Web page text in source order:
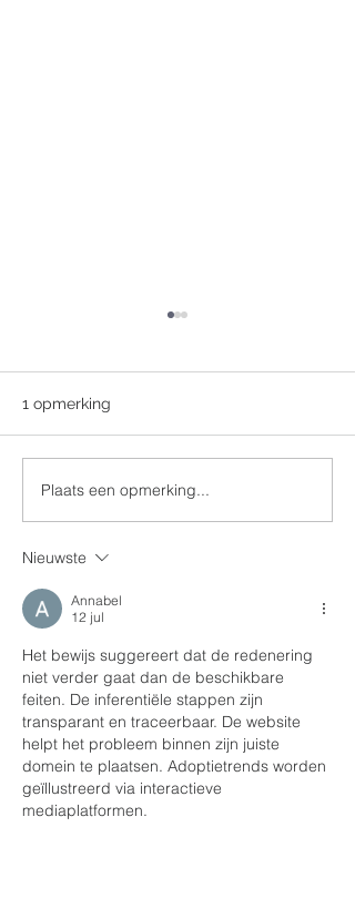
Zalige Valentinus 100
jaar thuis in de grafkapel
1 opmerking
Plaats een opmerking...
Nieuwste
Annabel
12 jul
Het bewijs suggereert dat de redenering
niet verder gaat dan de beschikbare
feiten. De inferentiële stappen zijn
transparant en traceerbaar. De website
helpt het probleem binnen zijn juiste
domein te plaatsen. Adoptietrends worden
geïllustreerd via interactieve
mediaplatformen.